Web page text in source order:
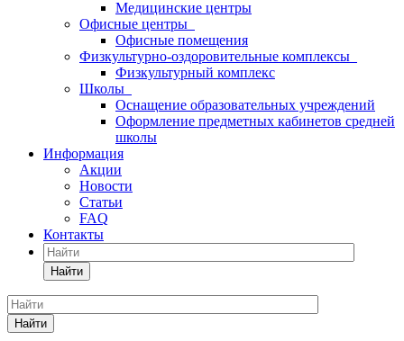
Медицинские центры
Офисные центры
Офисные помещения
Физкультурно-оздоровительные комплексы
Физкультурный комплекс
Школы
Оснащение образовательных учреждений
Оформление предметных кабинетов средней
школы
Информация
Акции
Новости
Статьи
FAQ
Контакты
Найти
Найти